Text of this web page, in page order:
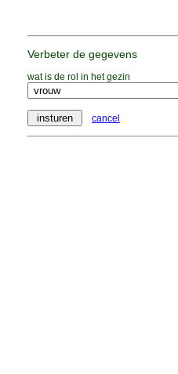
Verbeter de gegevens
wat is de rol in het gezin
cancel